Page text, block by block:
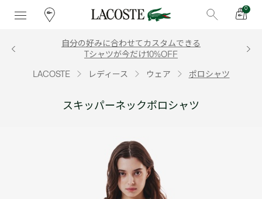
0
自分の好みに合わせてカスタムできる
Tシャツが今だけ10%OFF
LACOSTE レディース ウェア ポロシャツ
スキッパーネックポロシャツ